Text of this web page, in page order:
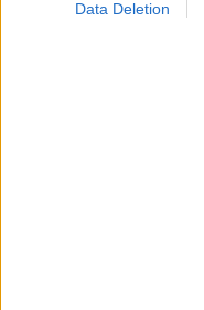
Data Deletion